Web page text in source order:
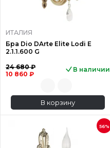
ИТАЛИЯ
Бра Dio DArte Elite Lodi E
2.1.1.600 G
24 680 ₽
10 860 ₽
В наличии
В корзину
56%